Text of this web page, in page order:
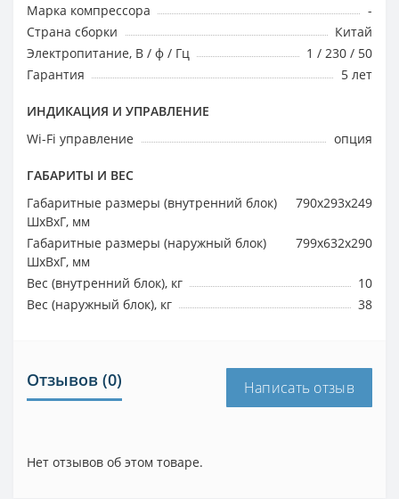
Марка компрессора
-
Страна сборки
Китай
Электропитание, В / ф / Гц
1 / 230 / 50
Гарантия
5 лет
ИНДИКАЦИЯ И УПРАВЛЕНИЕ
Wi-Fi управление
опция
ГАБАРИТЫ И ВЕС
Габаритные размеры (внутренний блок)
ШхВхГ, мм
790x293x249
Габаритные размеры (наружный блок)
ШхВхГ, мм
799x632x290
Вес (внутренний блок), кг
10
Вес (наружный блок), кг
38
Отзывов (0) Написать отзыв
Нет отзывов об этом товаре.